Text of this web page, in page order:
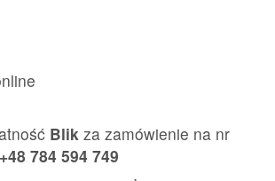
Blik za zamówienie na nr
+48 784 594 749